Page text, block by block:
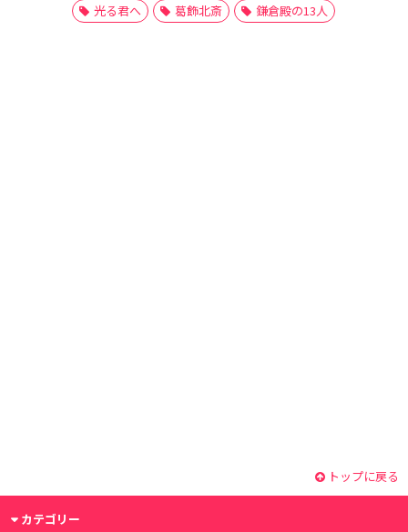
光る君へ
葛飾北斎 鎌倉殿の13人
トップに戻る
カテゴリー